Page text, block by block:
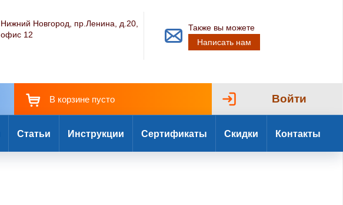
Нижний Новгород, пр.Ленина, д.20,
офис 12
Также вы можете
Написать нам
В корзине пусто Войти
Статьи Инструкции Сертификаты Скидки Контакты